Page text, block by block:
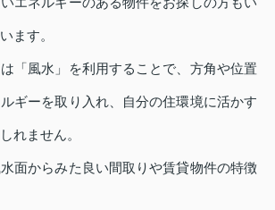
ます。
「風水」を利用することで、方角や位置
ギーを取り入れ、自分の住環境に活かす
れません。
面からみた良い間取りや賃貸物件の特徴